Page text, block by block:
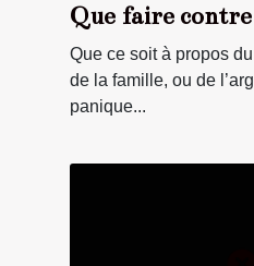
Que faire
Que ce soit à propos
de la famille, ou de
panique...